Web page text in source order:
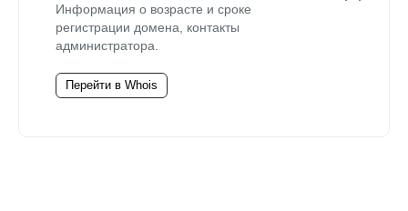
Информация о возрасте и сроке
регистрации домена, контакты
администратора.
Перейти в Whois